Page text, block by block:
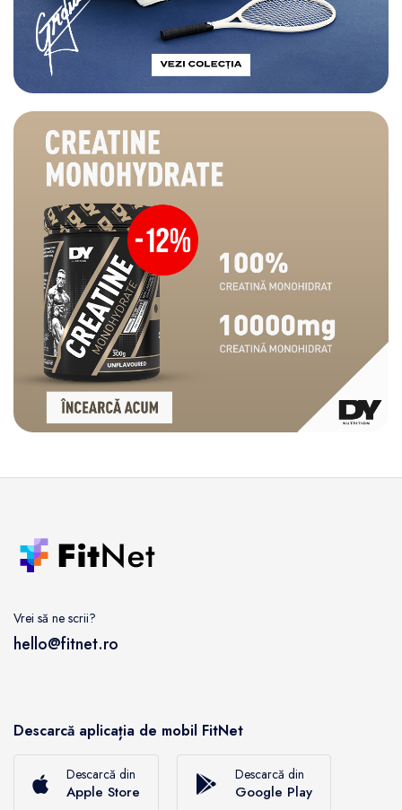
Vrei să ne scrii?
hello@fitnet.ro
Descarcă aplicația de mobil FitNet
Descarcă din
Apple Store
Descarcă din
Google Play